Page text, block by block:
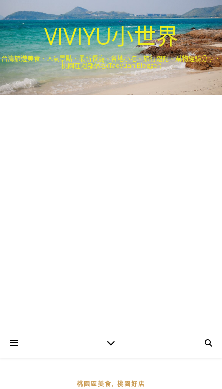
VIVIYU小世界
台灣旅遊美食、人氣景點、最新餐廳、各地小吃、旅行遊記、購物經驗分享．
桃園在地部落客(Taoyuan Blogger)
桃園區美食 , 桃園好店